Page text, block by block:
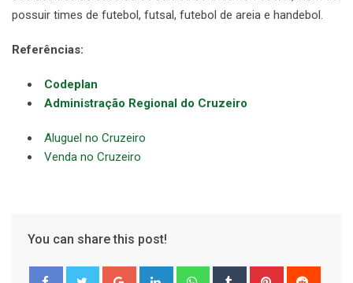
possuir times de futebol, futsal, futebol de areia e handebol.
Referências:
Codeplan
Administração Regional do Cruzeiro
Aluguel no Cruzeiro
Venda no Cruzeiro
You can share this post!
Google+ LinkedIn WhatsappTumblr Pinterest